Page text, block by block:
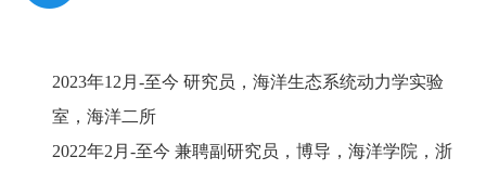
2023年12月-至今 研究员，海洋生态系统动力学实验
室，海洋二所
2022年2月-至今 兼聘副研究员，博导，海洋学院，浙